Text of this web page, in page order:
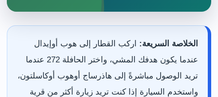
الخلاصة السريعة: اركب القطار إلى هوب أوإيدال
عندما يكون هدفك المشي، واختر الحافلة 272 عندما
تريد الوصول مباشرةً إلى هاذرساج أوهوب أوكاسلتون،
واستخدم السيارة إذا كنت تريد زيارة أكثر من قرية